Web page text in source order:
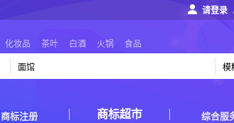
请登录
化妆品 茶叶 白酒 火锅
食品
商标注册 商标超市 综合服